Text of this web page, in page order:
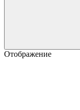
Отображение